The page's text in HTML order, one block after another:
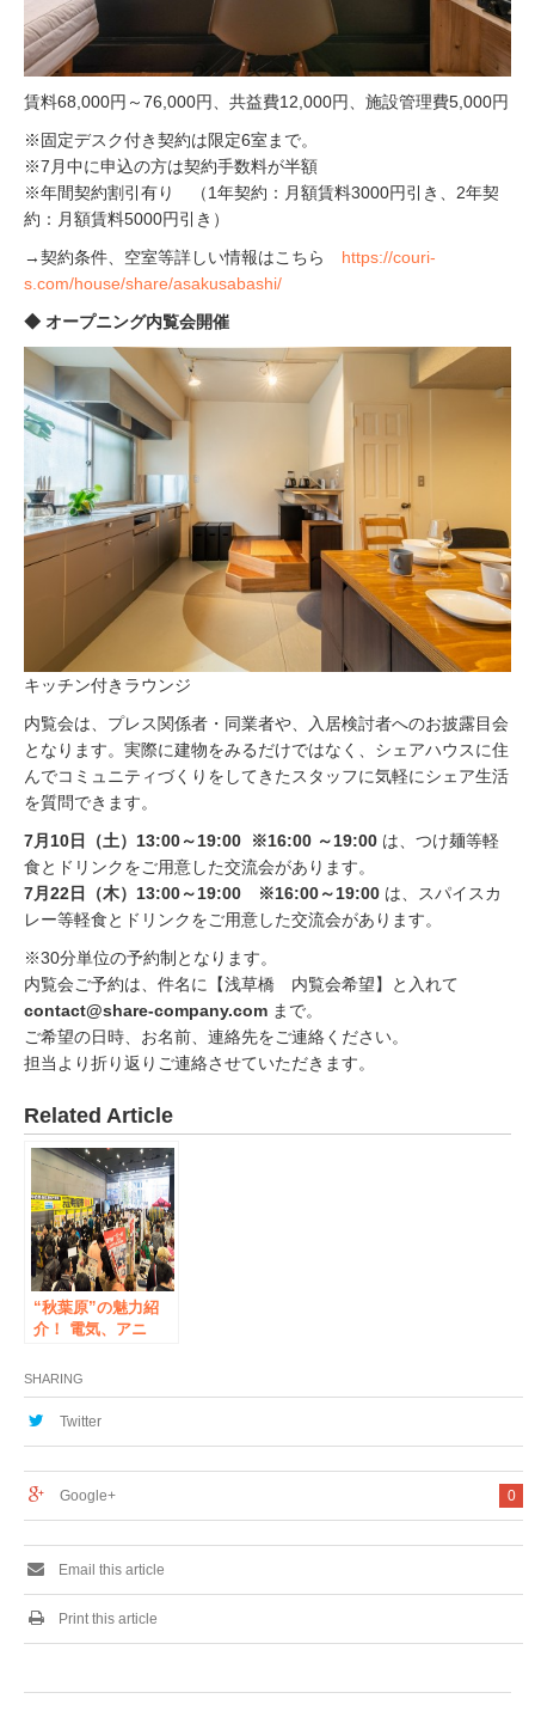
賃料68,000円～76,000円、共益費12,000円、施設管理費5,000円
※固定デスク付き契約は限定6室まで。
※7月中に申込の方は契約手数料が半額
※年間契約割引有り （1年契約：月額賃料3000円引き、2年契
約：月額賃料5000円引き）
→契約条件、空室等詳しい情報はこちら https://couri-
s.com/house/share/asakusabashi/
◆ オープニング内覧会開催
キッチン付きラウンジ
内覧会は、プレス関係者・同業者や、入居検討者へのお披露目会
となります。実際に建物をみるだけではなく、シェアハウスに住
んでコミュニティづくりをしてきたスタッフに気軽にシェア生活
を質問できます。
7月10日（土）13:00～19:00 ※16:00 ～19:00 は、つけ麺等軽
食とドリンクをご用意した交流会があります。
7月22日（木）13:00～19:00 ※16:00～19:00 は、スパイスカ
レー等軽食とドリンクをご用意した交流会があります。
※30分単位の予約制となります。
内覧会ご予約は、件名に【浅草橋 内覧会希望】と入れて
contact@share-company.com まで。
ご希望の日時、お名前、連絡先をご連絡ください。
担当より折り返りご連絡させていただきます。
Related Article
“秋葉原”の魅力紹
介！ 電気、アニ
ルが一堂に会する
『アキバ大好き！祭
り2017冬』2月25日
SHARING
Twitter
0
Google+
Email this article
Print this article